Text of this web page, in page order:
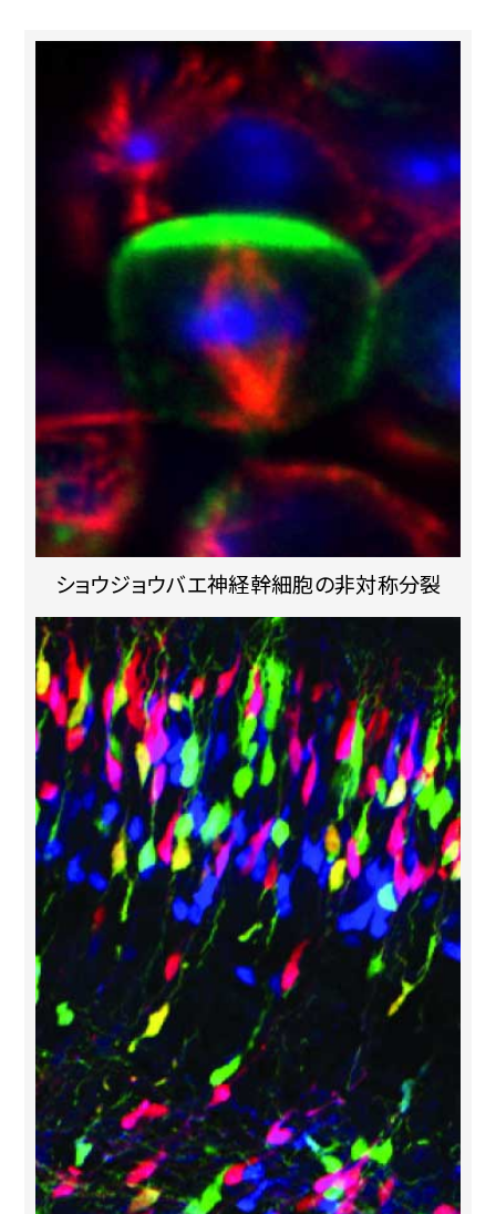
ショウジョウバエ神経幹細胞の非対称分裂